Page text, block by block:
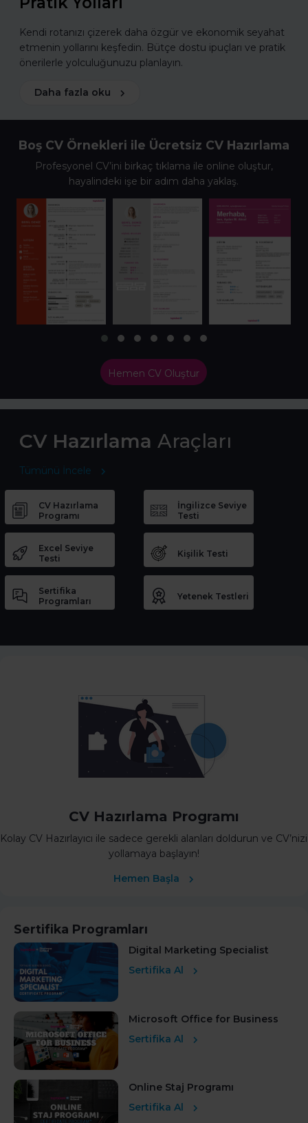
Kendi rotanızı çizerek daha özgür ve ekonomik seyahat
etmenin yollarını keşfedin. Bütçe dostu ipuçları ve pratik
önerilerle yolculuğunuzu planlayın.
Daha fazla oku
Boş CV Örnekleri ile Ücretsiz CV Hazırlama
Profesyonel CV’ini birkaç tıklama ile online oluştur,
hayalindeki işe bir adım daha yaklaş.
Hemen CV Oluştur
CV Hazırlama Araçları
Tümünü İncele
CV Hazırlama
Programı
İngilizce Seviye
Testi
Excel Seviye
Testi
Kişilik Testi
Sertifika
Programları
Yetenek Testleri
CV Hazırlama Programı
Kolay CV Hazırlayıcı ile sadece gerekli alanları doldurun ve CV’nizi
yollamaya başlayın!
Hemen Başla
Sertifika Programları
Digital Marketing Specialist
Sertifika Al
Microsoft Office for Business
Sertifika Al
Online Staj Programı
Sertifika Al